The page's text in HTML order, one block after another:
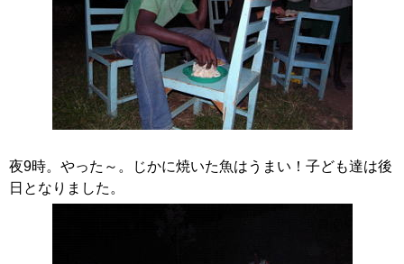
夜9時。やった～。じかに焼いた魚はうまい！子ども達は後
日となりました。